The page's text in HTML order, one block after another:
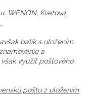
WENON, Kvetová
balík s uložením
a
využiť poštového
poštu z uložením